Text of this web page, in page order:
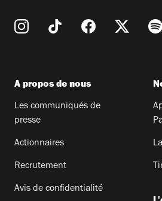
A propos de nous
Les communiqués de
presse
Actionnaires
Recrutement
Avis de confidentialité